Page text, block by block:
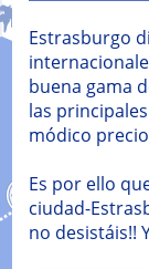
Estrasburgo
buena gama
las
módico
Es por ello
ciudad-
no desistáis!!